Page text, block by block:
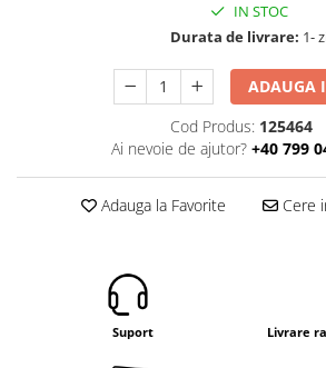
Cilindri, burdufe
Pompe si motoare electrice
ZEPRO
Motoare electrice si pompe
IN STOC
Durata de livrare: 1-
ADAUGA
Cod Produs: 125464
Ai nevoie de ajutor? +40 799
Adauga la Favorite Cere
Suport Livrare